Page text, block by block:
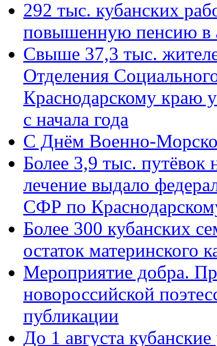
292 тыс. кубанских
повышенную пенсию в
Свыше 37,3 тыс.
Отделения
Краснодарскому краю
с начала года
C Днём Военно-
Более 3,9 тыс. путёвок
лечение выдало
СФР по
Более 300 кубанских
остаток материнского
Мероприятие добра.
новороссийской
публикации
До 1 августа